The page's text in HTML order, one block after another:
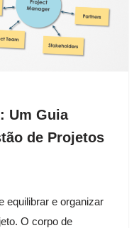
Um Guia
de Projetos
equilibrar e organizar
O corpo de